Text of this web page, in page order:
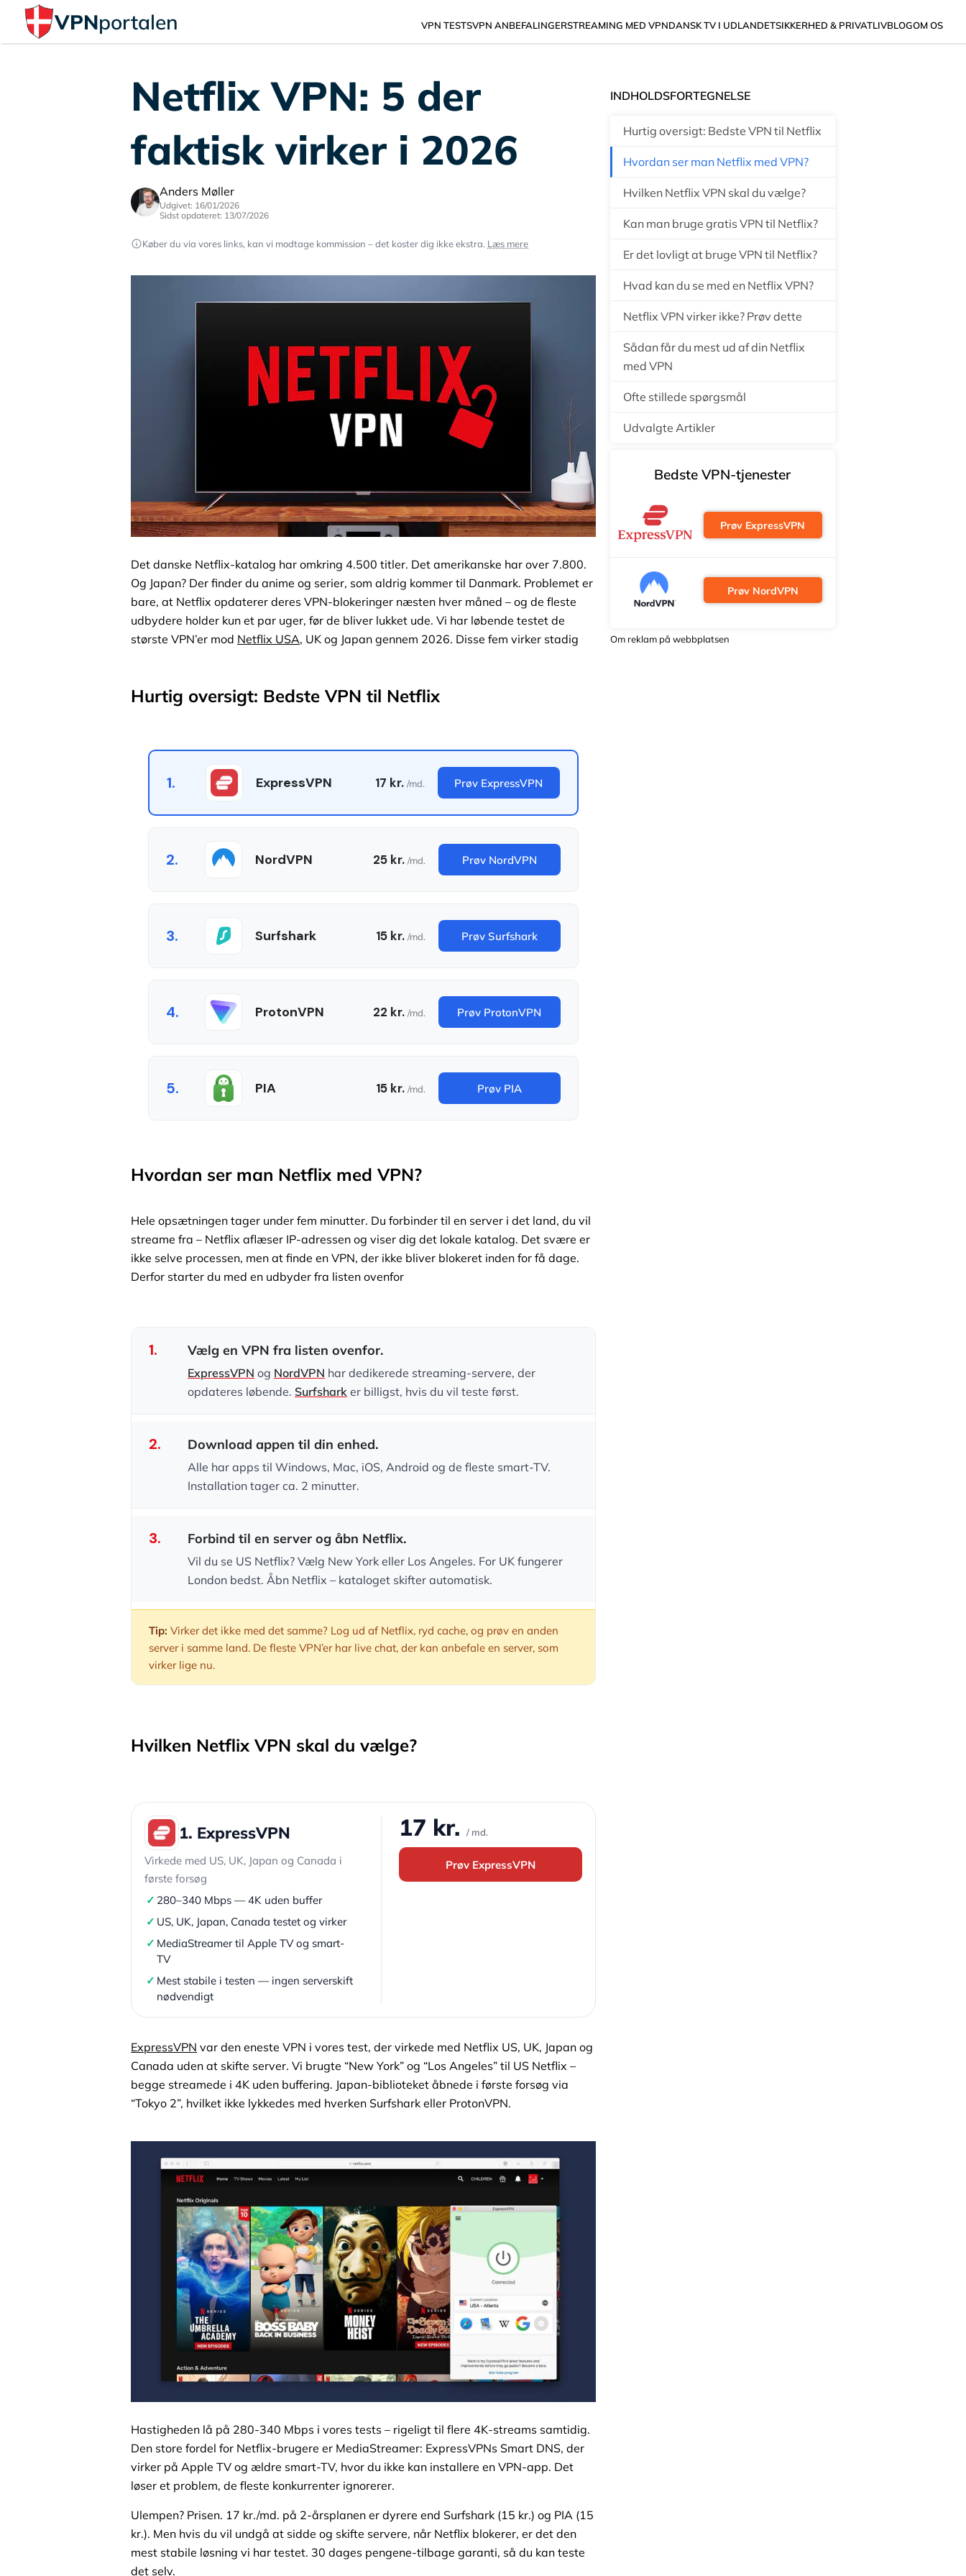
VPNportalen VPN TESTSVPN ANBEFALINGERSTREAMING MED VPNDANSK TV I UDLANDETSIKKERHED & PRIVATLIVBLOGOM OS
Netflix VPN: 5 der
faktisk virker i 2026
Anders Møller
Udgivet: 16/01/2026
Sidst opdateret: 13/07/2026
Køber du via vores links, kan vi modtage kommission – det koster dig ikke ekstra. Læs mere
Det danske Netflix-katalog har omkring 4.500 titler. Det amerikanske har over 7.800.
Og Japan? Der finder du anime og serier, som aldrig kommer til Danmark. Problemet er
bare, at Netflix opdaterer deres VPN-blokeringer næsten hver måned – og de fleste
udbydere holder kun et par uger, før de bliver lukket ude. Vi har løbende testet de
største VPN’er mod Netflix USA, UK og Japan gennem 2026. Disse fem virker stadig
Hurtig oversigt: Bedste VPN til Netflix
1. ExpressVPN 17 kr. /md. Prøv ExpressVPN
2. NordVPN 25 kr. /md. Prøv NordVPN
3. Surfshark 15 kr. /md. Prøv Surfshark
4. ProtonVPN 22 kr. /md. Prøv ProtonVPN
5. PIA 15 kr. /md. Prøv PIA
Hvordan ser man Netflix med VPN?
Hele opsætningen tager under fem minutter. Du forbinder til en server i det land, du vil
streame fra – Netflix aflæser IP-adressen og viser dig det lokale katalog. Det svære er
ikke selve processen, men at finde en VPN, der ikke bliver blokeret inden for få dage.
Derfor starter du med en udbyder fra listen ovenfor
1. Vælg en VPN fra listen ovenfor.
ExpressVPN og NordVPN har dedikerede streaming-servere, der
opdateres løbende. Surfshark er billigst, hvis du vil teste først.
2. Download appen til din enhed.
Alle har apps til Windows, Mac, iOS, Android og de fleste smart-TV.
Installation tager ca. 2 minutter.
3. Forbind til en server og åbn Netflix.
Vil du se US Netflix? Vælg New York eller Los Angeles. For UK fungerer
London bedst. Åbn Netflix – kataloget skifter automatisk.
Tip: Virker det ikke med det samme? Log ud af Netflix, ryd cache, og prøv en anden
server i samme land. De fleste VPN’er har live chat, der kan anbefale en server, som
virker lige nu.
Hvilken Netflix VPN skal du vælge?
1. ExpressVPN
Virkede med US, UK, Japan og Canada i
første forsøg
✓ 280–340 Mbps — 4K uden buffer
✓ US, UK, Japan, Canada testet og virker
✓ MediaStreamer til Apple TV og smart-
TV
✓ Mest stabile i testen — ingen serverskift
nødvendigt
17 kr. / md.
Prøv ExpressVPN
ExpressVPN var den eneste VPN i vores test, der virkede med Netflix US, UK, Japan og
Canada uden at skifte server. Vi brugte “New York” og “Los Angeles” til US Netflix –
begge streamede i 4K uden buffering. Japan-biblioteket åbnede i første forsøg via
“Tokyo 2”, hvilket ikke lykkedes med hverken Surfshark eller ProtonVPN.
Hastigheden lå på 280-340 Mbps i vores tests – rigeligt til flere 4K-streams samtidig.
Den store fordel for Netflix-brugere er MediaStreamer: ExpressVPNs Smart DNS, der
virker på Apple TV og ældre smart-TV, hvor du ikke kan installere en VPN-app. Det
løser et problem, de fleste konkurrenter ignorerer.
Ulempen? Prisen. 17 kr./md. på 2-årsplanen er dyrere end Surfshark (15 kr.) og PIA (15
kr.). Men hvis du vil undgå at sidde og skifte servere, når Netflix blokerer, er det den
mest stabile løsning vi har testet. 30 dages pengene-tilbage garanti, så du kan teste
det selv.
INDHOLDSFORTEGNELSE
Hurtig oversigt: Bedste VPN til Netflix
Hvordan ser man Netflix med VPN?
Hvilken Netflix VPN skal du vælge?
Kan man bruge gratis VPN til Netflix?
Er det lovligt at bruge VPN til Netflix?
Hvad kan du se med en Netflix VPN?
Netflix VPN virker ikke? Prøv dette
Sådan får du mest ud af din Netflix
med VPN
Ofte stillede spørgsmål
Udvalgte Artikler
Bedste VPN-tjenester
Prøv ExpressVPN
Prøv NordVPN
Om reklam på webbplatsen